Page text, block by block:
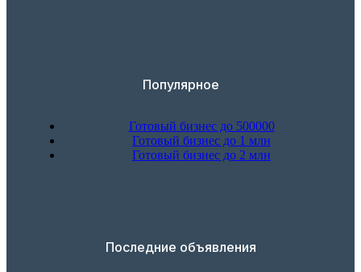
Популярное
Готовый бизнес до 500000
Готовый бизнес до 1 млн
Готовый бизнес до 2 млн
Последние объявления